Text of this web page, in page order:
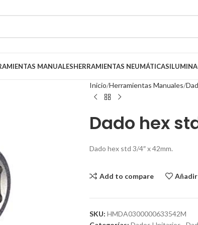
MANUALESHERRAMIENTAS NEUMÁTICAS
Inicio Herramientas Manuales
Dado hex
Dado hex std 3/4″ x 42mm.
Add to compare
SKU: HMDA0300000633542M